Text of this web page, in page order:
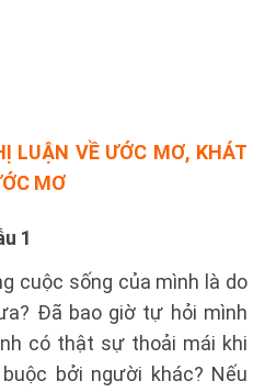
LUẬN VỀ ƯỚC MƠ, KHÁT
MƠ
1
cuộc sống của mình là do
Đã bao giờ tự hỏi mình
có thật sự thoải mái khi
bởi người khác? Nếu